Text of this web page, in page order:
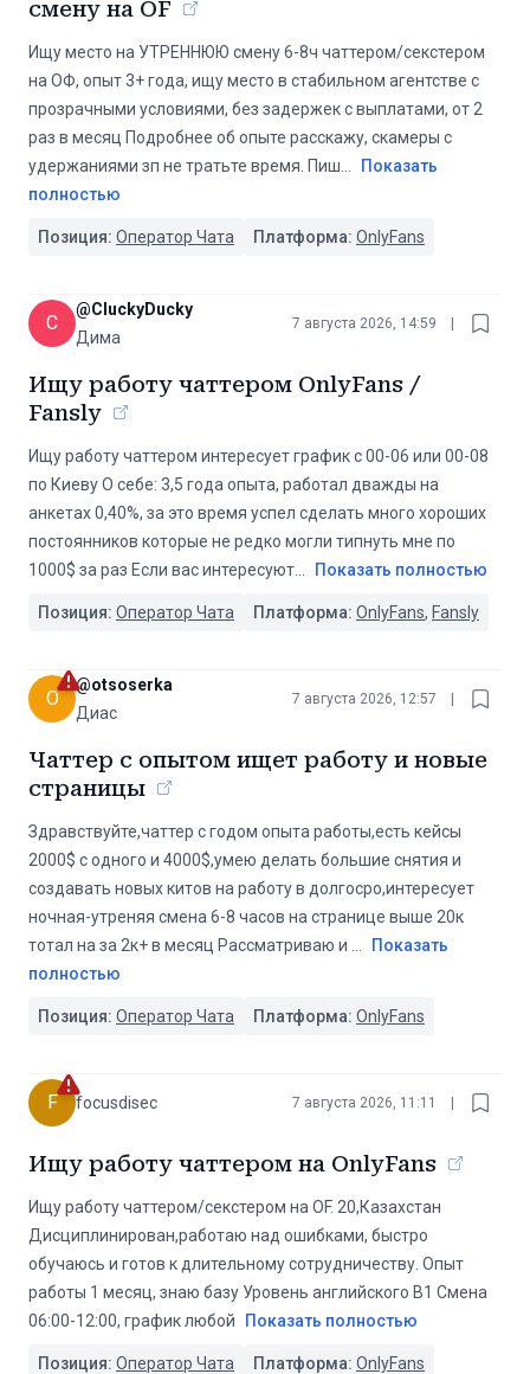
смену на OF
Ищу место на УТРЕННЮЮ смену 6-8ч чаттером/секстером
на ОФ, опыт 3+ года, ищу место в стабильном агентстве с
прозрачными условиями, без задержек с выплатами, от 2
раз в месяц Подробнее об опыте расскажу, скамеры с
удержаниями зп не тратьте время. Пиш
Показать
полностью
Позиция: Оператор Чата Платформа: OnlyFans
C
@CluckyDucky
Дима
7 августа 2026, 14:59
Ищу работу чаттером OnlyFans /
Fansly
Ищу работу чаттером интересует график с 00-06 или 00-08
по Киеву О себе: 3,5 года опыта, работал дважды на
анкетах 0,40%, за это время успел сделать много хороших
постоянников которые не редко могли типнуть мне по
1000$ за раз Если вас интересуют
Показать полностью
Позиция: Оператор Чата Платформа: OnlyFans, Fansly
O
@otsoserka
Диас
7 августа 2026, 12:57
Чаттер с опытом ищет работу и новые
страницы
Здравствуйте,чаттер с годом опыта работы,есть кейсы
2000$ с одного и 4000$,умею делать большие снятия и
создавать новых китов на работу в долгосро,интересует
ночная-утреняя смена 6-8 часов на странице выше 20к
тотал на за 2к+ в месяц Рассматриваю и
Показать
полностью
Позиция: Оператор Чата Платформа: OnlyFans
F focusdisec 7 августа 2026, 11:11
Ищу работу чаттером на OnlyFans
Ищу работу чаттером/секстером на OF. 20,Казахстан
Дисциплинирован,работаю над ошибками, быстро
обучаюсь и готов к длительному сотрудничеству. Опыт
работы 1 месяц, знаю базу Уровень английского B1 Смена
06:00-12:00, график любой
Показать полностью
Позиция: Оператор Чата Платформа: OnlyFans